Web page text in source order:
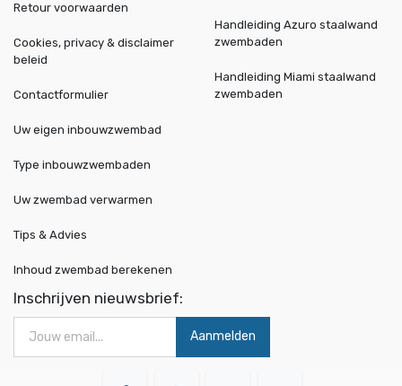
Retour voorwaarden
Cookies, privacy & disclaimer
beleid
Contactformulier
Handleiding Azuro staalwand
zwembaden
Handleiding Miami staalwand
zwembaden
Uw eigen inbouwzwembad
Type inbouwzwembaden
Uw zwembad verwarmen
Tips & Advies
Inhoud zwembad berekenen
Inschrijven nieuwsbrief:
Aanmelden